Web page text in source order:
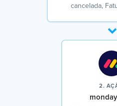
cancelada,
2.